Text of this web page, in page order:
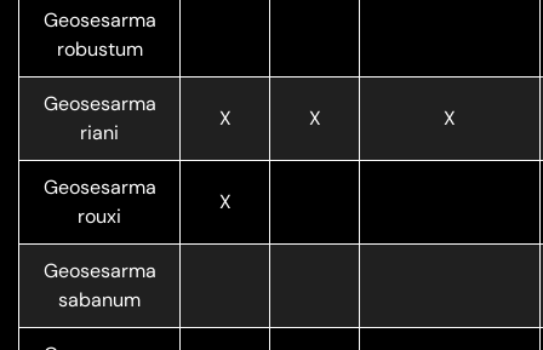
Geosesarma
robustum
Geosesarma
riani
X X X
Geosesarma
rouxi
X
Geosesarma
sabanum